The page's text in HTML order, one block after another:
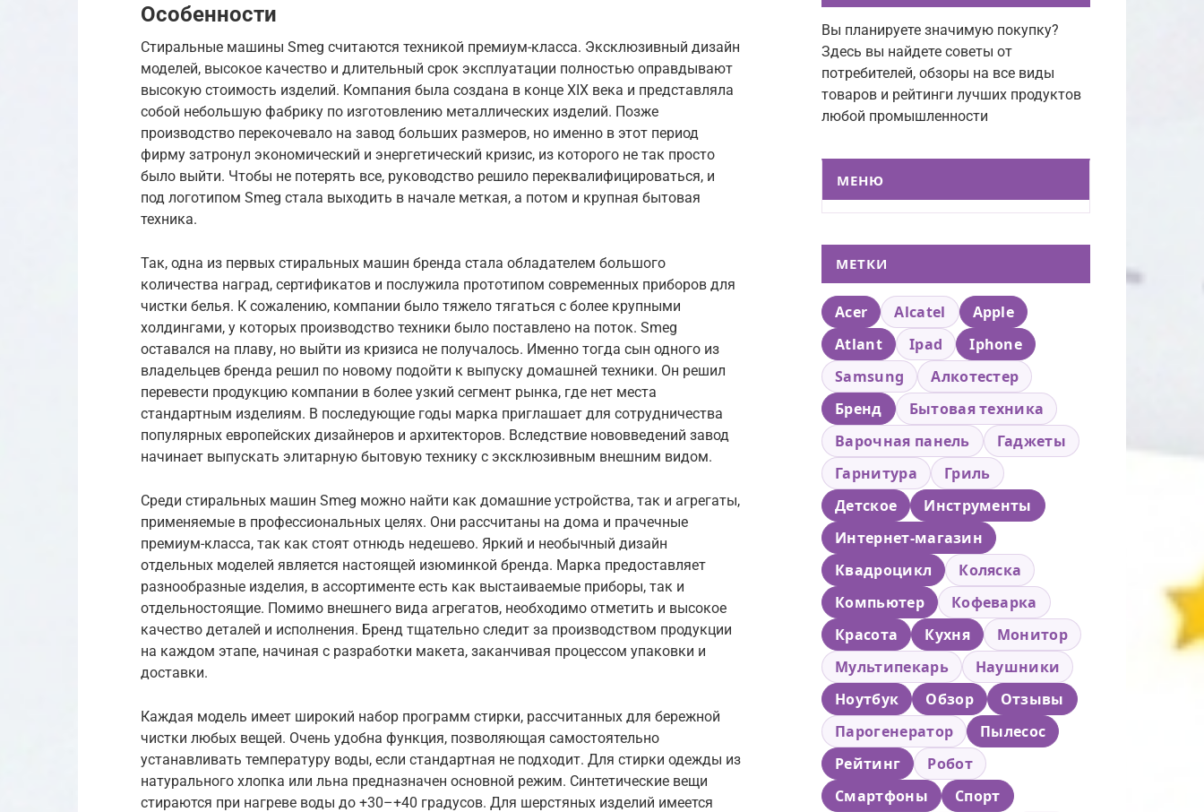
Особенности
Стиральные машины Smeg считаются техникой премиум-класса. Эксклюзивный дизайн
моделей, высокое качество и длительный срок эксплуатации полностью оправдывают
высокую стоимость изделий. Компания была создана в конце XIX века и представляла
собой небольшую фабрику по изготовлению металлических изделий. Позже
производство перекочевало на завод больших размеров, но именно в этот период
фирму затронул экономический и энергетический кризис, из которого не так просто
было выйти. Чтобы не потерять все, руководство решило переквалифицироваться, и
под логотипом Smeg стала выходить в начале меткая, а потом и крупная бытовая
техника.
Так, одна из первых стиральных машин бренда стала обладателем большого
количества наград, сертификатов и послужила прототипом современных приборов для
чистки белья. К сожалению, компании было тяжело тягаться с более крупными
холдингами, у которых производство техники было поставлено на поток. Smeg
оставался на плаву, но выйти из кризиса не получалось. Именно тогда сын одного из
владельцев бренда решил по новому подойти к выпуску домашней техники. Он решил
перевести продукцию компании в более узкий сегмент рынка, где нет места
стандартным изделиям. В последующие годы марка приглашает для сотрудничества
популярных европейских дизайнеров и архитекторов. Вследствие нововведений завод
начинает выпускать элитарную бытовую технику с эксклюзивным внешним видом.
Среди стиральных машин Smeg можно найти как домашние устройства, так и агрегаты,
применяемые в профессиональных целях. Они рассчитаны на дома и прачечные
премиум-класса, так как стоят отнюдь недешево. Яркий и необычный дизайн
отдельных моделей является настоящей изюминкой бренда. Марка предоставляет
разнообразные изделия, в ассортименте есть как выстаиваемые приборы, так и
отдельностоящие. Помимо внешнего вида агрегатов, необходимо отметить и высокое
качество деталей и исполнения. Бренд тщательно следит за производством продукции
на каждом этапе, начиная с разработки макета, заканчивая процессом упаковки и
доставки.
Каждая модель имеет широкий набор программ стирки, рассчитанных для бережной
чистки любых вещей. Очень удобна функция, позволяющая самостоятельно
устанавливать температуру воды, если стандартная не подходит. Для стирки одежды из
натурального хлопка или льна предназначен основной режим. Синтетические вещи
стираются при нагреве воды до +30–+40 градусов. Для шерстяных изделий имеется
Вы планируете значимую покупку?
Здесь вы найдете советы от
потребителей, обзоры на все виды
товаров и рейтинги лучших продуктов
любой промышленности
МЕНЮ
МЕТКИ
Acer Alcatel
Apple
Atlant
Ipad
Iphone
Samsung
Алкотестер
Бренд
Бытовая техника
Варочная панель
Гаджеты
Гарнитура
Гриль
Детское
Инструменты
Интернет-магазин
Квадроцикл
Коляска
Компьютер
Кофеварка
Красота
Кухня
Монитор
Мультипекарь
Наушники
Ноутбук
Обзор
Отзывы
Парогенератор
Пылесос
Рейтинг
Робот
Смартфоны
Спорт